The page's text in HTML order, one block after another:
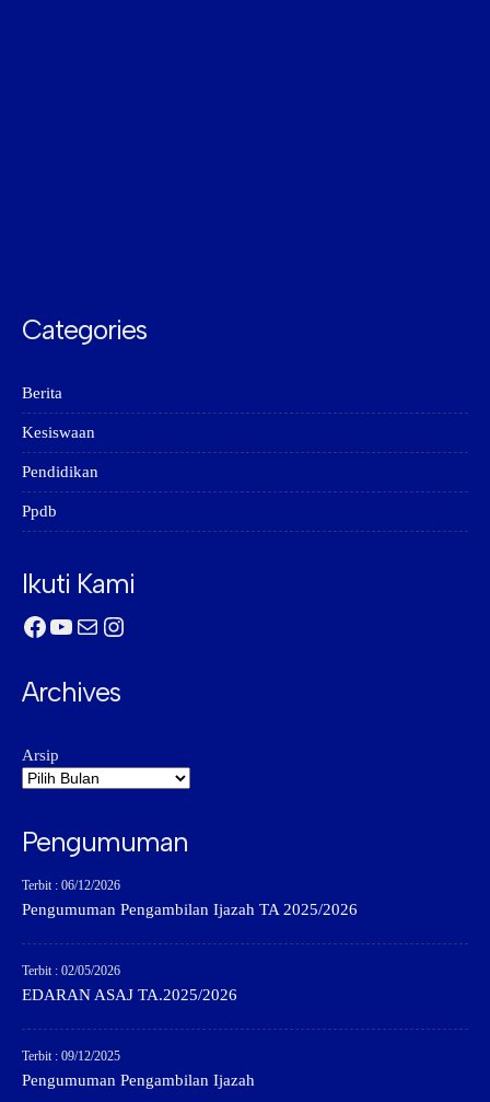
Categories
Berita
Kesiswaan
Pendidikan
Ppdb
Ikuti Kami
Facebook
YouTube
MailInstagram
Archives
Arsip
Pengumuman
Terbit : 06/12/2026
Pengumuman Pengambilan Ijazah TA 2025/2026
Terbit : 02/05/2026
EDARAN ASAJ TA.2025/2026
Terbit : 09/12/2025
Pengumuman Pengambilan Ijazah